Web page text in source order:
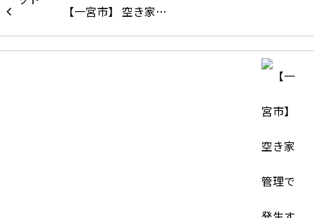
【一宮市】 空き家…